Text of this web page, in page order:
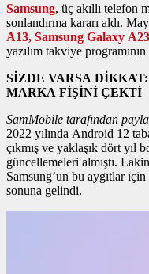
Samsung, üç akıllı telefon
sonlandırma kararı aldı.
A13, Samsung Galaxy
yazılım takviye programının
SİZDE VARSA
MARKA FİŞİNİ ÇEKTİ
SamMobile tarafından
2022 yılında Android 12
çıkmış ve yaklaşık dört
güncellemeleri almıştı.
Samsung’un bu aygıtlar
sonuna gelindi.